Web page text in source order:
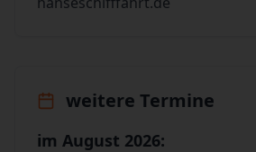
weitere Termine
im August 2026: